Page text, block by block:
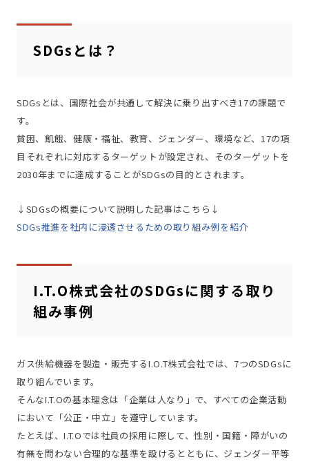
SDGsとは？
SDGsとは、国際社会が共通して解決に乗り出すべき17の課題で
す。
貧困、飢餓、健康・福祉、教育、ジェンダー、環境など、17の項
目それぞれに対応するターゲットが設定され、そのターゲットを
2030年までに達成することがSDGsの目的とされます。
↓SDGsの概要について説明した記事はこちら↓
SDGs推進を社内に浸透させるための取り組み例を紹介
I.T.O株式会社のSDGsに関する取り
組み事例
ガス供給機器を製造・販売するI.O.T株式会社では、7つのSDGsに
取り組んでいます。
そんなI.T.Oの基本理念は「企業は人なり」で、すべての企業活動
において「公正・中立」を遵守しています。
たとえば、I.T.Oでは社員の採用に際して、性別・国籍・障がいの
有無を問わない合理的な基準を設けるとともに、ジェンダー平等